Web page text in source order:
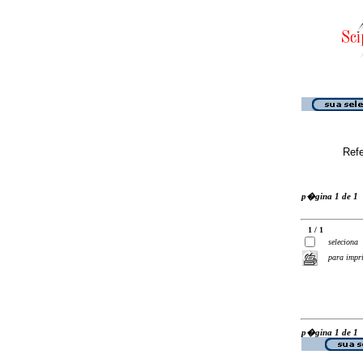
p�gina 1 de 1
1 / 1
seleciona
para
p�gina 1 de 1